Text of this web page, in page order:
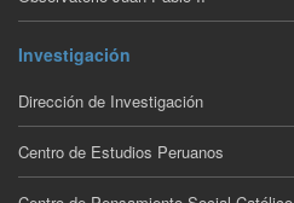
Investigación
Dirección de Investigación
Centro de Estudios Peruanos